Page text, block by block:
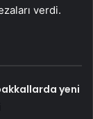
verdi.
yeni